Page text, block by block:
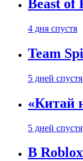
Beast of
4 дня спустя
Team
5 дней спустя
«Китай
5 дней спустя
В